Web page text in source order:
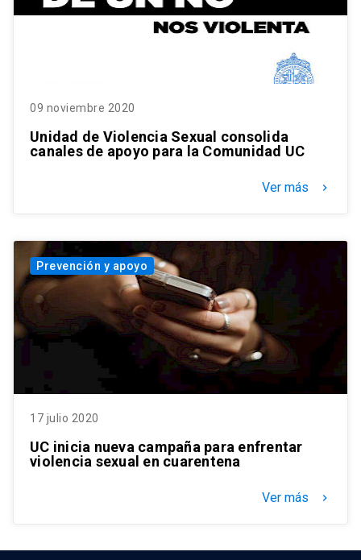
09 noviembre 2020
Unidad de Violencia Sexual consolida
canales de apoyo para la Comunidad UC
Ver más keyboard_arrow_right
Prevención y apoyo
17 julio 2020
UC inicia nueva campaña para enfrentar
violencia sexual en cuarentena
Ver más keyboard_arrow_right